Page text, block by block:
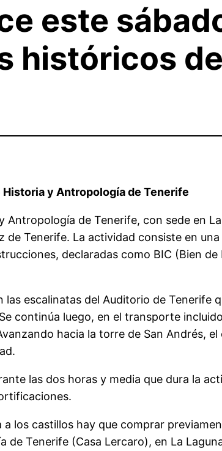
este
históricos
y Antropología de Tenerife
Antropología de Tenerife, con sede en
Tenerife. La actividad consiste en
declaradas como BIC (Bien
las escalinatas del Auditorio de Tenerife
continúa luego, en el transporte
hacia la torre de San Andrés,
las dos horas y media que dura la
los castillos hay que comprar
Tenerife (Casa Lercaro), en La